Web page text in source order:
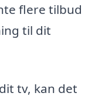
flere tilbud
til dit
tv, kan det